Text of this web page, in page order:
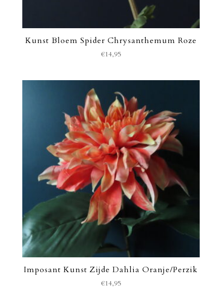
Kunst Bloem Spider Chrysanthemum Roze
€14,95
Imposant Kunst Zijde Dahlia Oranje/Perzik
€14,95